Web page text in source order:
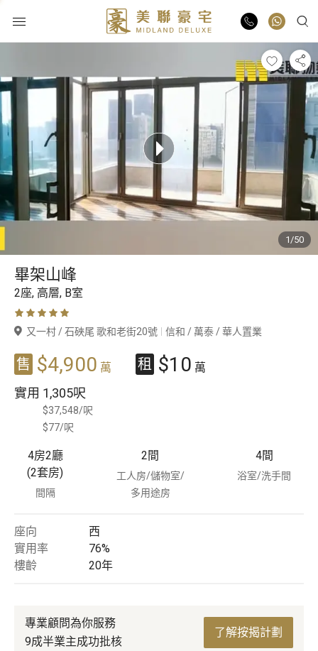
業主放盤
豪宅報告
更多樓盤
豪宅專家
豪宅分行
1/50
畢架山峰
2座, 高層, B室
又一村 / 石硤尾 歌和老街20號 信和 / 萬泰 / 華人置業
售 $4,900 萬 租 $10 萬
實用 1,305呎
$37,548/呎
$77/呎
4房2廳
(2套房)
間隔
2間
工人房/儲物室/
多用途房
4間
浴室/洗手間
座向
西
實用率
76%
樓齡
20年
專業顧問為你服務
9成半業主成功批核
了解按揭計劃